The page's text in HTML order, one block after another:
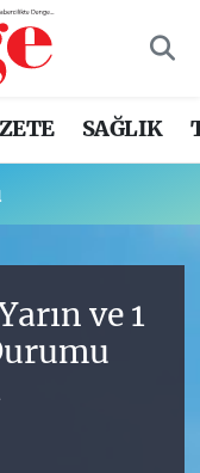
SAĞLIK
ve 1
Fikstür